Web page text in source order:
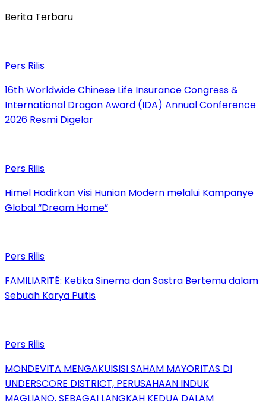
Berita Terbaru
Pers Rilis
16th Worldwide Chinese Life Insurance Congress &
International Dragon Award (IDA) Annual Conference
2026 Resmi Digelar
Pers Rilis
Himel Hadirkan Visi Hunian Modern melalui Kampanye
Global “Dream Home”
Pers Rilis
FAMILIARITÉ: Ketika Sinema dan Sastra Bertemu dalam
Sebuah Karya Puitis
Pers Rilis
MONDEVITA MENGAKUISISI SAHAM MAYORITAS DI
UNDERSCORE DISTRICT, PERUSAHAAN INDUK
MAGLIANO, SEBAGAI LANGKAH KEDUA DALAM